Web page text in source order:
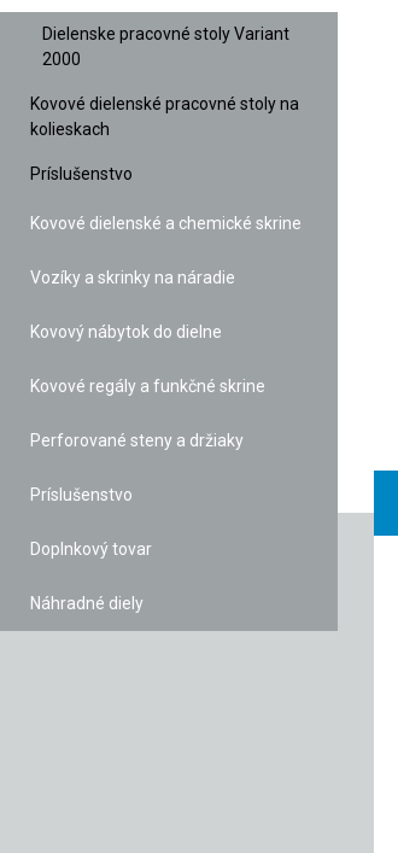
Dielenske pracovné stoly Variant
2000
Kovové dielenské pracovné stoly na
kolieskach
Príslušenstvo
Kovové dielenské a chemické skrine
Vozíky a skrinky na náradie
Kovový nábytok do dielne
Kovové regály a funkčné skrine
Perforované steny a držiaky
Príslušenstvo
Doplnkový tovar
Náhradné diely